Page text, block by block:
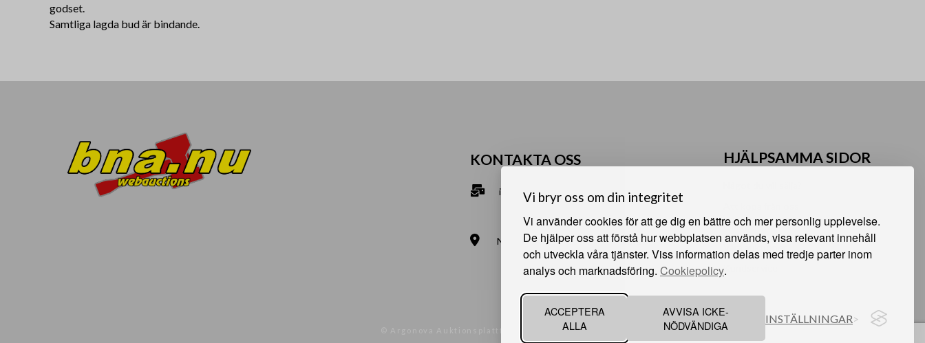
Vi bryr oss om din integritet
Vi använder cookies för att ge dig en bättre och mer personlig upplevelse.
De hjälper oss att förstå hur webbplatsen används, visa relevant innehåll
och utveckla våra tjänster. Viss information delas med tredje parter inom
analys och marknadsföring. Cookiepolicy.
ACCEPTERA
ALLA
AVVISA ICKE-
NÖDVÄNDIGA
INSTÄLLNINGAR
godset.
Samtliga lagda bud är bindande.
KONTAKTA OSS
info@bna.nu
070-2813890
Norrgårdsgatan 9a, 686 35 Sunne
Bjälverud 540, 68693 Sunne
HJÄLPSAMMA SIDOR
Om oss
Våra auktioner
Kundservice